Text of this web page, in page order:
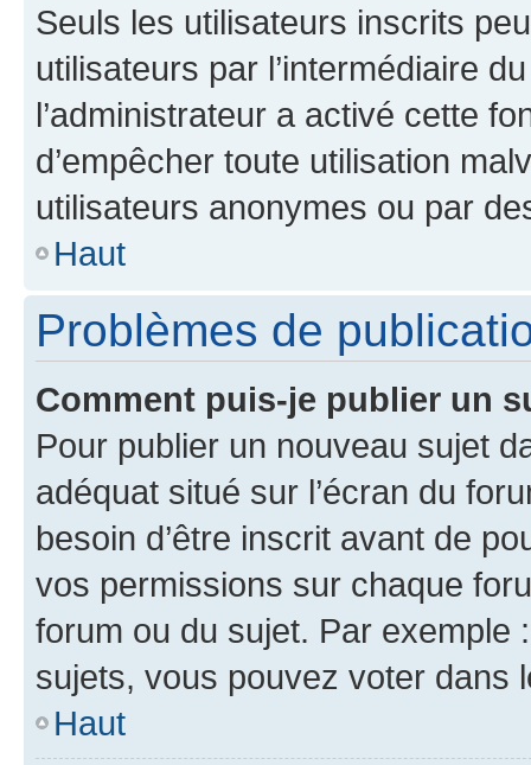
Seuls les utilisateurs inscrits
utilisateurs par l’intermédiaire
l’administrateur a activé cette
d’empêcher toute utilisation
utilisateurs anonymes ou par
Haut
Problèmes de
Comment puis-je publier un
Pour publier un nouveau sujet
adéquat situé sur l’écran du
besoin d’être inscrit avant de
vos permissions sur chaque
forum ou du sujet. Par exemple
sujets, vous pouvez voter dans
Haut